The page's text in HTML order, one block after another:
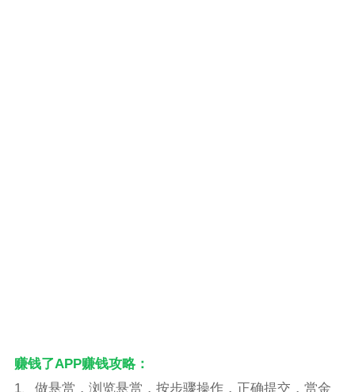
赚钱了APP赚钱攻略：
1、做悬赏，浏览悬赏，按步骤操作，正确提交，赏金